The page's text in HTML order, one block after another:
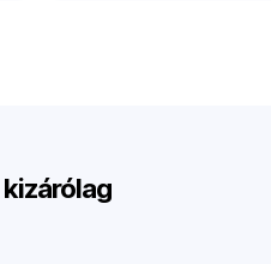
kizárólag